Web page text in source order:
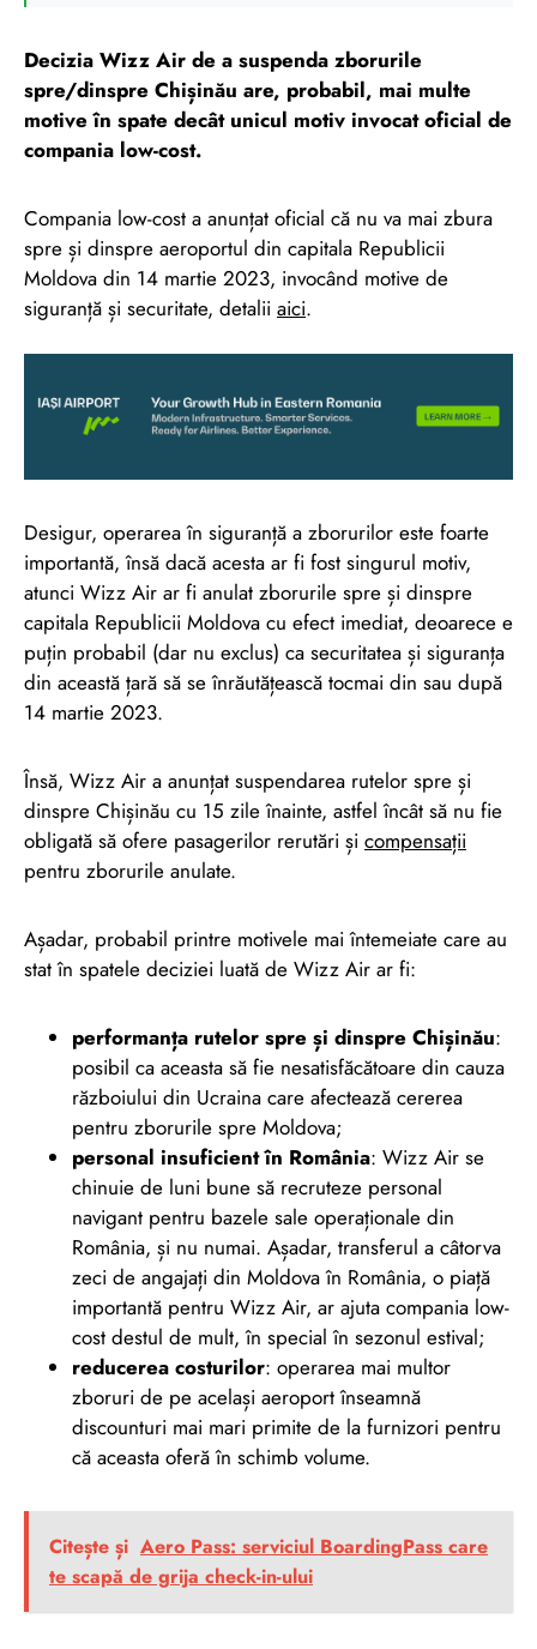
Decizia Wizz Air de a suspenda zborurile
spre/dinspre Chișinău are, probabil, mai multe
motive în spate decât unicul motiv invocat oficial de
compania low-cost.
Compania low-cost a anunțat oficial că nu va mai zbura
spre și dinspre aeroportul din capitala Republicii
Moldova din 14 martie 2023, invocând motive de
siguranță și securitate, detalii aici.
Desigur, operarea în siguranță a zborurilor este foarte
importantă, însă dacă acesta ar fi fost singurul motiv,
atunci Wizz Air ar fi anulat zborurile spre și dinspre
capitala Republicii Moldova cu efect imediat, deoarece e
puțin probabil (dar nu exclus) ca securitatea și siguranța
din această țară să se înrăutățească tocmai din sau după
14 martie 2023.
Însă, Wizz Air a anunțat suspendarea rutelor spre și
dinspre Chișinău cu 15 zile înainte, astfel încât să nu fie
obligată să ofere pasagerilor rerutări și compensații
pentru zborurile anulate.
Așadar, probabil printre motivele mai întemeiate care au
stat în spatele deciziei luată de Wizz Air ar fi:
performanța rutelor spre și dinspre Chișinău:
posibil ca aceasta să fie nesatisfăcătoare din cauza
războiului din Ucraina care afectează cererea
pentru zborurile spre Moldova;
personal insuficient în România: Wizz Air se
chinuie de luni bune să recruteze personal
navigant pentru bazele sale operaționale din
România, și nu numai. Așadar, transferul a câtorva
zeci de angajați din Moldova în România, o piață
importantă pentru Wizz Air, ar ajuta compania low-
cost destul de mult, în special în sezonul estival;
reducerea costurilor: operarea mai multor
zboruri de pe același aeroport înseamnă
discounturi mai mari primite de la furnizori pentru
că aceasta oferă în schimb volume.
Citește și Aero Pass: serviciul BoardingPass care
te scapă de grija check-in-ului